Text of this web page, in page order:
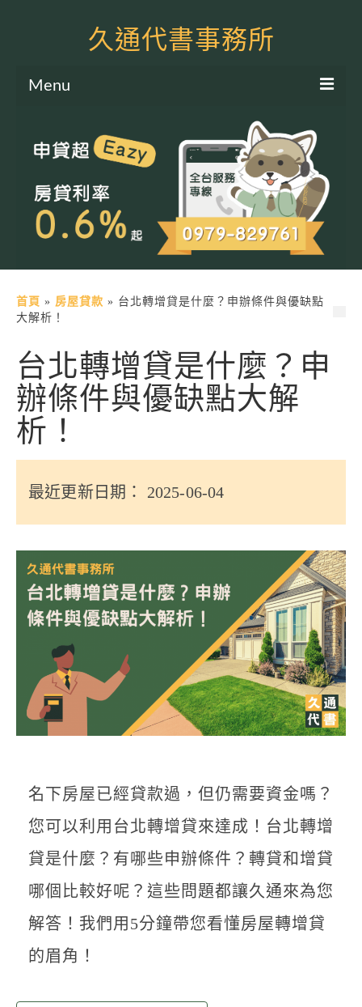
久通代書事務所
Menu
土地二胎申貸
房屋二胎申貸
軍公教貸款
土地貸款
信用貸款
代書貸款
精選知識
銀行貸款
其他貸款
申貸Q&A
久通專欄
時事解析
生活理財
房產Q&A
網友都在問
首頁 » 房屋貸款 » 台北轉增貸是什麼？申辦條件與優缺點
大解析！
台北轉增貸是什麼？申
辦條件與優缺點大解
析！
最近更新日期： 2025-06-04
名下房屋已經貸款過，但仍需要資金嗎？
您可以利用台北轉增貸來達成！台北轉增
貸是什麼？有哪些申辦條件？轉貸和增貸
哪個比較好呢？這些問題都讓久通來為您
解答！我們用5分鐘帶您看懂房屋轉增貸
的眉角！